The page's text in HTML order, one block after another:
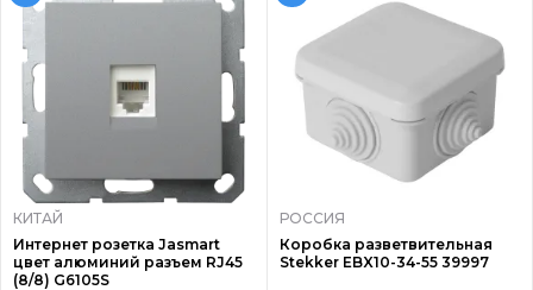
КИТАЙ
Интернет розетка Jasmart
цвет алюминий разъем RJ45
(8/8) G6105S
РОССИЯ
Коробка разветвительная
Stekker EBX10-34-55 39997